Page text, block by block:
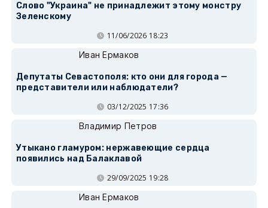
Слово "Украина" не принадлежит этому монстру
Зеленскому
11/06/2026 18:23
Иван Ермаков
Депутаты Севастополя: кто они для города —
представители или наблюдатели?
03/12/2025 17:36
Владимир Петров
Утыкано гламуром: нержавеющие сердца
появились над Балаклавой
29/09/2025 19:28
Иван Ермаков